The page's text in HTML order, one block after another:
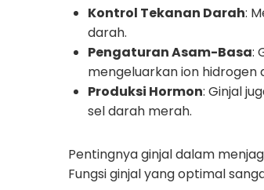
Kontrol Tekanan Darah:
darah.
Pengaturan Asam-Basa:
mengeluarkan ion
Produksi Hormon: Ginjal
sel darah merah.
Pentingnya ginjal dalam
Fungsi ginjal yang optimal